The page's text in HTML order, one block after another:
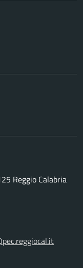
Reggio Calabria